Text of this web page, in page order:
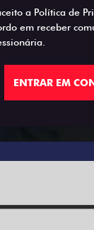
a Política de
em receber
ENTRAR EM